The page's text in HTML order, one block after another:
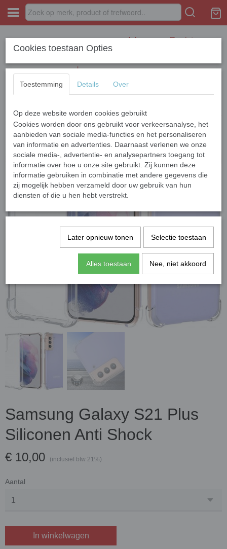
Inloggen Registreren
Home › SAMSUNG › S Series › Galaxy S21 Plus
Plus Siliconen Anti Shock
Samsung Galaxy S21 Plus
Siliconen Anti Shock
€ 10,00 (inclusief btw 21%)
Aantal
In winkelwagen
Cookies toestaan Opties
Toestemming Details Over
Op deze website worden cookies gebruikt
Cookies worden door ons gebruikt voor verkeersanalyse, het
aanbieden van sociale media-functies en het personaliseren
van informatie en advertenties. Daarnaast verlenen we onze
sociale media-, advertentie- en analysepartners toegang tot
informatie over hoe u onze site gebruikt. Zij kunnen deze
informatie gebruiken in combinatie met andere gegevens die
zij mogelijk hebben verzameld door uw gebruik van hun
diensten of die u hen hebt verstrekt.
Later opnieuw tonen Selectie toestaan
Alles toestaan Nee, niet akkoord